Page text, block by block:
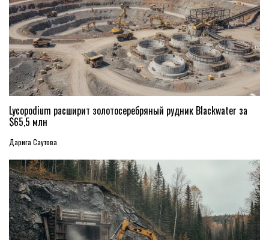
Lycopodium расширит золотосеребряный рудник Blackwater за
$65,5 млн
Дарига Саутова